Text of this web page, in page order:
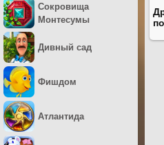
Сокровища
Монтесумы
Дивный сад
Фишдом
Атлантида